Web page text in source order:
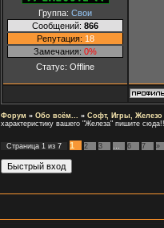
Группа: Свои
Сообщений: 866
Репутация: 18
Замечания: 0%
Статус: Offline
Форум » Обо всём... » Софт, Игры, Железо
характеристику вашего "Железа" пишите
Страница 1 из 7 1 2 3 6 7 »